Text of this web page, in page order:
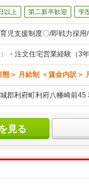
以上 第二新卒歓迎 学
児支援制度〇/即戦力採用
・注文住宅営業経験（3
＞ 月給制 ＜賃金内訳＞
郡利府町利府八幡崎前
見る